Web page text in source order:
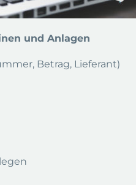
und Anlagen
Betrag, Lieferant)